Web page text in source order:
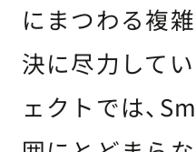
にまつわる複
決に尽力して
ェクトでは、